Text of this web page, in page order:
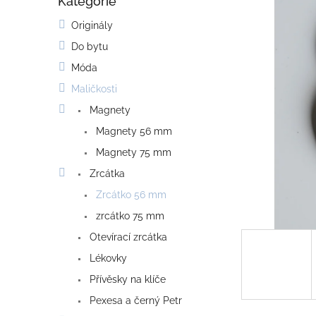
Originály
Do bytu
Móda
Maličkosti
Magnety
Magnety 56 mm
Magnety 75 mm
Zrcátka
Zrcátko 56 mm
zrcátko 75 mm
Otevírací zrcátka
Lékovky
Přívěsky na klíče
Pexesa a černý Petr